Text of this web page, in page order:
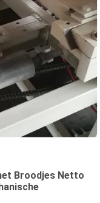
Broodjes Netto